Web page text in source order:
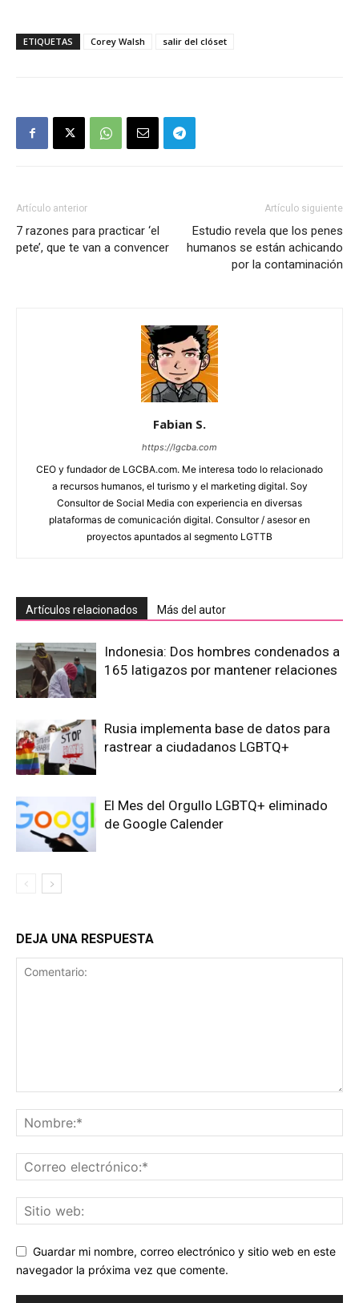
ETIQUETAS Corey Walsh salir del clóset
Artículo anterior
7 razones para practicar ‘el
pete’, que te van a convencer
Artículo siguiente
Estudio revela que los penes
humanos se están achicando
por la contaminación
Fabian S.
https://lgcba.com
CEO y fundador de LGCBA.com. Me interesa todo lo relacionado
a recursos humanos, el turismo y el marketing digital. Soy
Consultor de Social Media con experiencia en diversas
plataformas de comunicación digital. Consultor / asesor en
proyectos apuntados al segmento LGTTB
Artículos relacionados Más del autor
Indonesia: Dos hombres condenados a
165 latigazos por mantener relaciones
Rusia implementa base de datos para
rastrear a ciudadanos LGBTQ+
El Mes del Orgullo LGBTQ+ eliminado
de Google Calender
DEJA UNA RESPUESTA
Guardar mi nombre, correo electrónico y sitio web en este
navegador la próxima vez que comente.